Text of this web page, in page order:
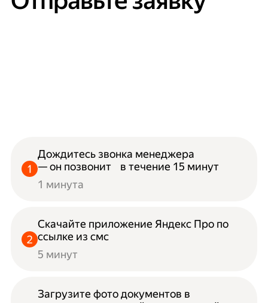
Дождитесь звонка менеджера
— он позвонит в течение 15 минут
1 минута
Скачайте приложение Яндекс Про по
ссылке из смс
5 минут
Загрузите фото документов в